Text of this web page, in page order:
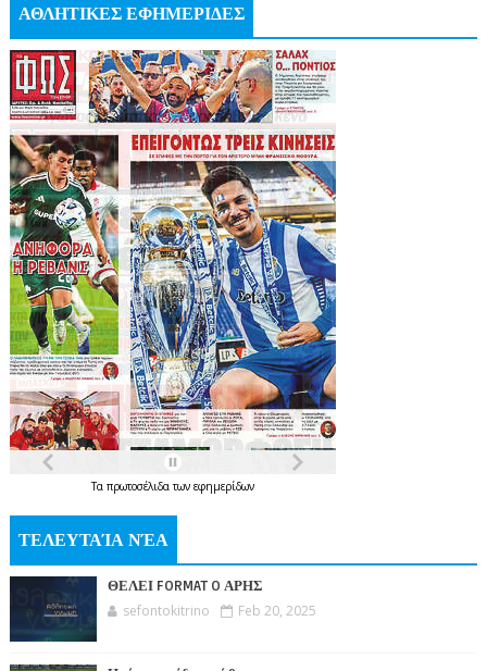
ΑΘΛΗΤΙΚΕΣ ΕΦΗΜΕΡΙΔΕΣ
Τα πρωτοσέλιδατων εφημερίδων
ΤΕΛΕΥΤΑΊΑ ΝΈΑ
ΘΕΛΕΙ FORMAT O ΑΡΗΣ
sefontokitrino Feb 20, 2025